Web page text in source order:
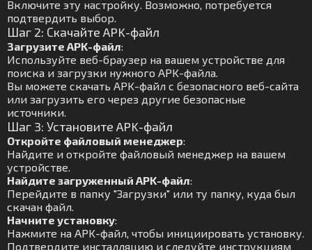
Включите эту настройку. Возможно, потребуется
подтвердить выбор.
Шаг 2: Скачайте APK-файл
Загрузите APK-файл:
Используйте веб-браузер на вашем устройстве для
поиска и загрузки нужного APK-файла.
Вы можете скачать APK-файл с безопасного веб-сайта
или загрузить его через другие безопасные
источники.
Шаг 3: Установите APK-файл
Откройте файловый менеджер:
Найдите и откройте файловый менеджер на вашем
устройстве.
Найдите загруженный APK-файл:
Перейдите в папку "Загрузки" или ту папку, куда был
скачан файл.
Начните установку:
Нажмите на APK-файл, чтобы инициировать установку.
Подтвердите инсталляцию и следуйте инструкциям